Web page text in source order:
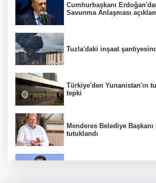
Cumhurbaşkanı
Savunma Anlaşması
Tuzla'daki inşaat
Türkiye'den Yunanistan'ın
tepki
Menderes Belediye
tutuklandı